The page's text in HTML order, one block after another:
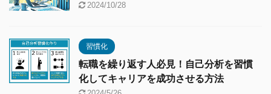
2024/10/28
習慣化
転職を繰り返す人必見！自己分析を習慣
化してキャリアを成功させる方法